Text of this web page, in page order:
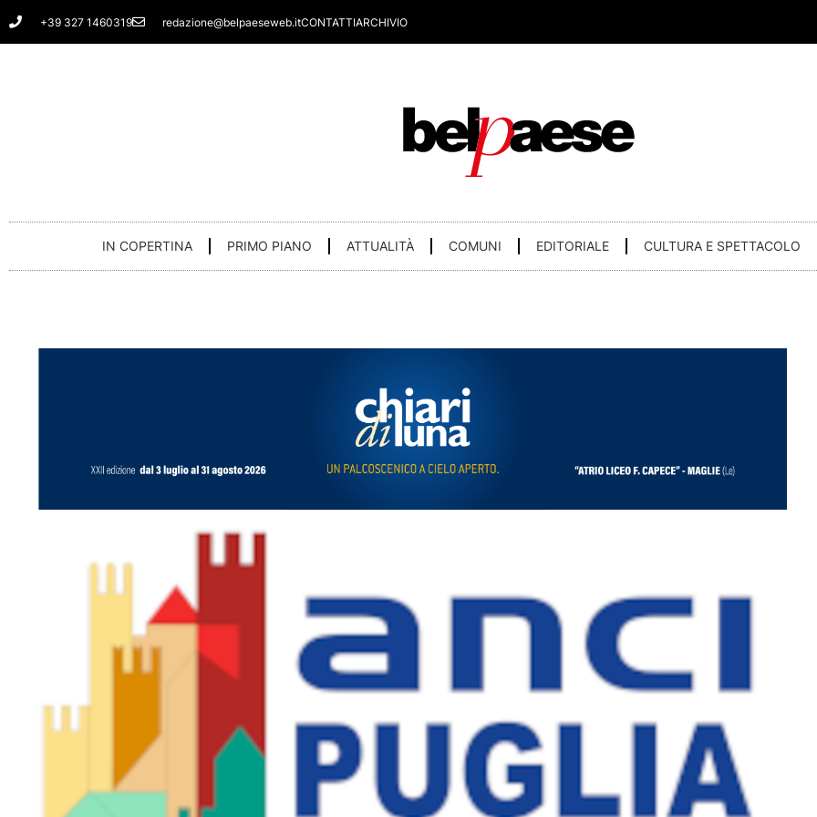
Vai
al
+39 327 1460319 redazione@belpaeseweb.itCONTATTIARCHIVIO
IN COPERTINA PRIMO PIANO ATTUALITÀ COMUNI EDITORIALE CULTURA E SPETTACOLO